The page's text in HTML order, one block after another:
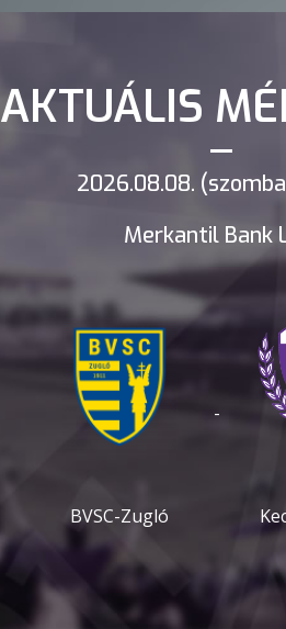
AKTUÁLIS
2026.08.08.
Merkantil Bank
BVSC-Zugló
-